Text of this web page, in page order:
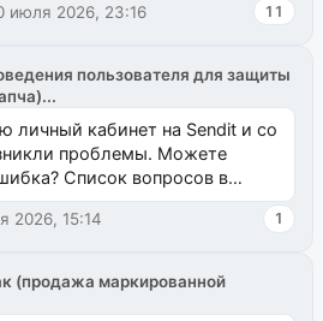
июля 2026, 23:16 11
пользователя для защиты
личный кабинет на Sendit и со
проблемы. Можете
Список вопросов в
на modx.pro пока пуст, и,...
2026, 15:14 1
(продажа маркированной